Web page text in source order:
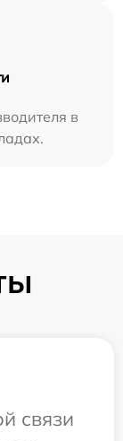
в
связи